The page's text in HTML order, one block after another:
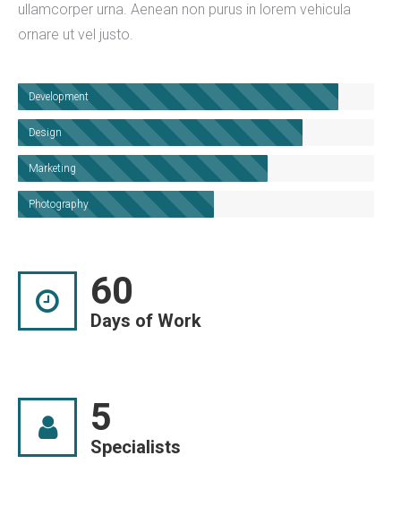
ullamcorper urna. Aenean non purus in lorem vehicula
ornare ut vel justo.
Development
Design
Marketing
Photography
60
Days of Work
5
Specialists